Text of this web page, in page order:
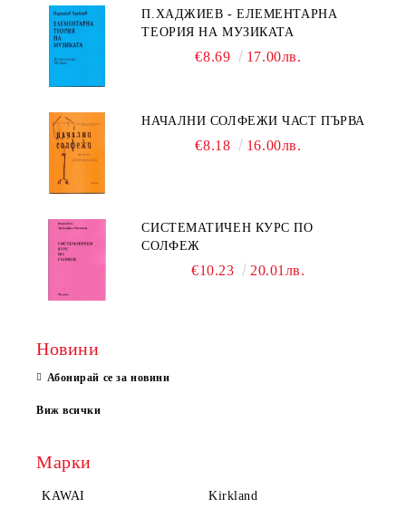
П.ХАДЖИЕВ - ЕЛЕМЕНТАРНА
ТЕОРИЯ НА МУЗИКАТА
€8.69 17.00лв.
НАЧАЛНИ СОЛФЕЖИ ЧАСТ ПЪРВА
€8.18 16.00лв.
СИСТЕМАТИЧЕН КУРС ПО
СОЛФЕЖ
€10.23 20.01лв.
Новини
Абонирай се за новини
Виж всички
Марки
KAWAI Kirkland